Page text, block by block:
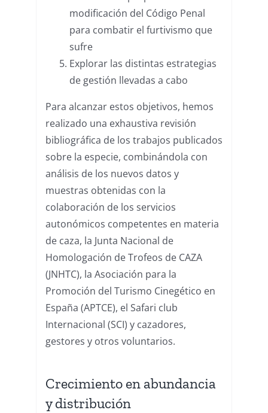
modificación del Código Penal
para combatir el furtivismo que
sufre
Explorar las distintas estrategias
de gestión llevadas a cabo
Para alcanzar estos objetivos, hemos
realizado una exhaustiva revisión
bibliográfica de los trabajos publicados
sobre la especie, combinándola con
análisis de los nuevos datos y
muestras obtenidas con la
colaboración de los servicios
autonómicos competentes en materia
de caza, la Junta Nacional de
Homologación de Trofeos de CAZA
(JNHTC), la Asociación para la
Promoción del Turismo Cinegético en
España (APTCE), el Safari club
Internacional (SCI) y cazadores,
gestores y otros voluntarios.
Crecimiento en abundancia
y distribución